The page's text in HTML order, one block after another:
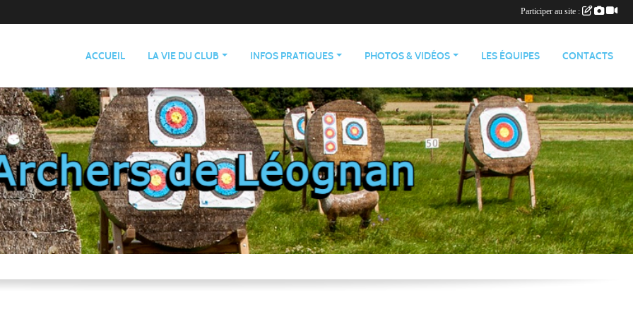
ACCUEIL LA VIE DU CLUB INFOS PRATIQUES PHOTOS & VIDÉOS LES ÉQUIPES CONTACTS
Participer au site :